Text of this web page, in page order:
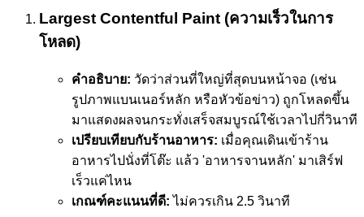
Largest Contentful Paint (ความเร็วในการ
โหลด)
คำอธิบาย: วัดว่าส่วนที่ใหญ่ที่สุดบนหน้าจอ (เช่น
รูปภาพแบนเนอร์หลัก หรือหัวข้อข่าว) ถูกโหลดขึ้น
มาแสดงผลจนกระทั่งเสร็จสมบูรณ์ใช้เวลาไปกี่วินาที
เปรียบเทียบกับร้านอาหาร: เมื่อคุณเดินเข้าร้าน
อาหารไปนั่งที่โต๊ะ แล้ว 'อาหารจานหลัก' มาเสิร์ฟ
เร็วแค่ไหน
เกณฑ์คะแนนที่ดี: ไม่ควรเกิน 2.5 วินาที